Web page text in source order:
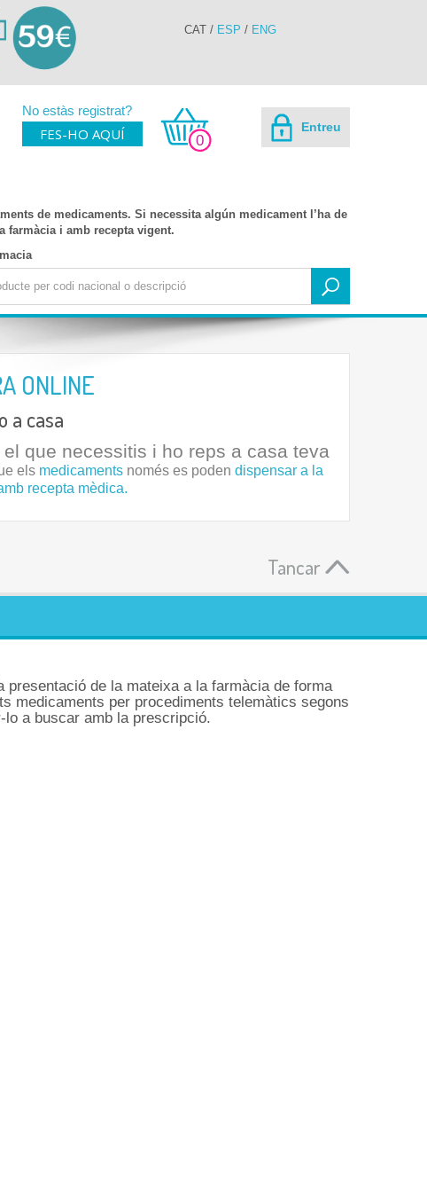
CAT / ESP / ENG
No estàs registrat?
FES-HO AQUÍ Entreu
0
de medicaments. Si necessita algún medicament l’ha de
farmàcia i amb recepta vigent.
ONLINE
a casa
el que necessitis i ho reps a casa teva
els medicaments només es poden dispensar a la
recepta mèdica.
Tancar
presentació de la mateixa a la farmàcia de forma
medicaments per procediments telemàtics segons
lo a buscar amb la prescripció.